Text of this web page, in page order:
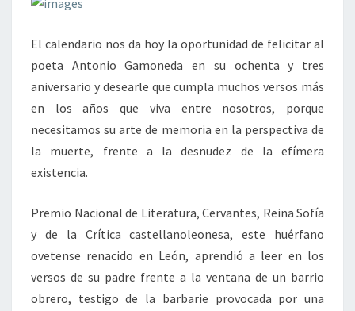
El calendario nos da hoy la oportunidad de felicitar al
poeta Antonio Gamoneda en su ochenta y tres
aniversario y desearle que cumpla muchos versos más
en los años que viva entre nosotros, porque
necesitamos su arte de memoria en la perspectiva de
la muerte, frente a la desnudez de la efímera
existencia.
Premio Nacional de Literatura, Cervantes, Reina Sofía
y de la Crítica castellanoleonesa, este huérfano
ovetense renacido en León, aprendió a leer en los
versos de su padre frente a la ventana de un barrio
obrero, testigo de la barbarie provocada por una